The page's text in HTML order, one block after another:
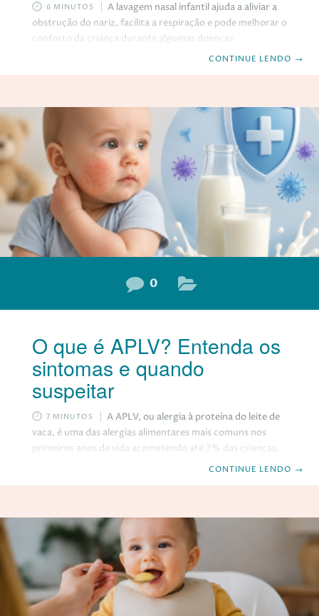
6 MINUTOS
A lavagem nasal infantil ajuda a aliviar a
obstrução do nariz, facilita a respiração e pode melhorar o
conforto da criança durante algumas doenças
respiratórias. No entanto, ela nem sempre precisa fazer
da situação clínica da criança. O que é a lavagem nasal? A
lavagem nasal é um procedimento simples
CONTINUE LENDO →
0
O que é APLV? Entenda os
sintomas e quando
suspeitar
7 MINUTOS
A APLV, ou alergia à proteína do leite de
vaca, é uma das alergias alimentares mais comuns nos
primeiros anos de vida acometendo até 2% das crianças.
Ela acontece quando o sistema imunológico reage de
sintomas digestivos, respiratórios e de pele, além de ser
frequentemente confundida com a intolerância à lactose.
Entender essa diferença é o primeiro
CONTINUE LENDO →